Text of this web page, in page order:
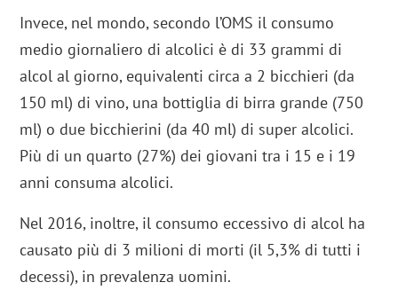
Invece, nel mondo, secondo l’OMS il consumo
medio giornaliero di alcolici è di 33 grammi di
alcol al giorno, equivalenti circa a 2 bicchieri (da
150 ml) di vino, una bottiglia di birra grande (750
ml) o due bicchierini (da 40 ml) di super alcolici.
Più di un quarto (27%) dei giovani tra i 15 e i 19
anni consuma alcolici.
Nel 2016, inoltre, il consumo eccessivo di alcol ha
causato più di 3 milioni di morti (il 5,3% di tutti i
decessi), in prevalenza uomini.